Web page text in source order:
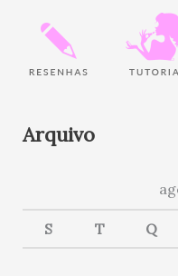
Arquivo
S T Q